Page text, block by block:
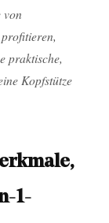
von
praktische,
Kopfstütze
1-